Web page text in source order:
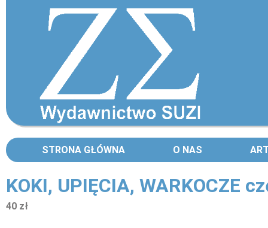
STRONA GŁÓWNA O NAS
KOKI, UPIĘCIA, WARKOCZE
40 zł